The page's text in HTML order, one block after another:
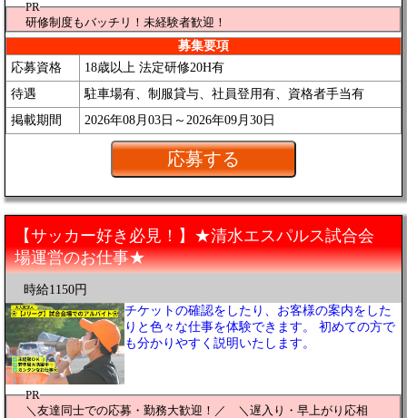
PR
研修制度もバッチリ！未経験者歓迎！
募集要項
応募資格
18歳以上 法定研修20H有
待遇
駐車場有、制服貸与、社員登用有、資格者手当有
掲載期間
2026年08月03日～2026年09月30日
【サッカー好き必見！】★清水エスパルス試合会
場運営のお仕事★
時給1150円
チケットの確認をしたり、お客様の案内をした
りと色々な仕事を体験できます。 初めての方で
も分かりやすく説明いたします。
PR
＼友達同士での応募・勤務大歓迎！／ ＼遅入り・早上がり応相